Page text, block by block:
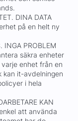
DINA DATA
på en helt ny
INGA PROBLEM
säkra enheter
enhet från en
kan it-avdelningen
i hela
KAN
att använda